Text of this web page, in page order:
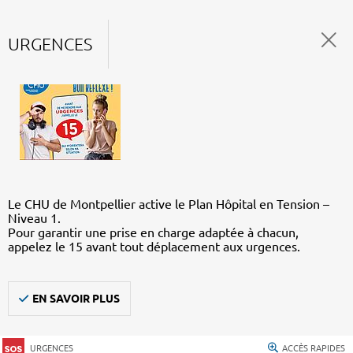
URGENCES
Le CHU de Montpellier active le Plan Hôpital en Tension –
Niveau 1.
Pour garantir une prise en charge adaptée à chacun,
appelez le 15 avant tout déplacement aux urgences.
EN SAVOIR PLUS
URGENCES ACCÈS RAPIDES